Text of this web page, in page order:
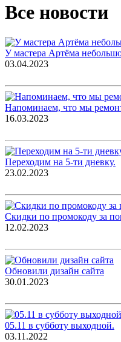
Все новости
У мастера Артёма
03.04.2023
Напоминаем, что мы
16.03.2023
Переходим на 5-ти дневку.
23.02.2023
Скидки по промокоду за
12.02.2023
Обновили дизайн сайта
30.01.2023
05.11 в субботу выходной.
03.11.2022